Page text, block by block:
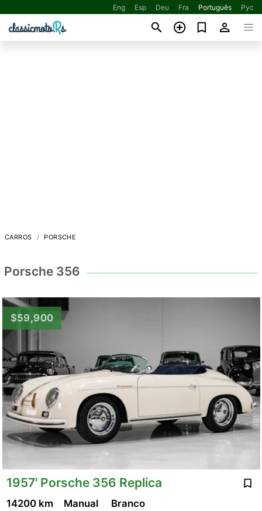
Eng Esp Deu Fra Português Рус
CARROS PORSCHE
Porsche 356
$59,900
1957' Porsche 356 Replica
14200 km Manual Branco